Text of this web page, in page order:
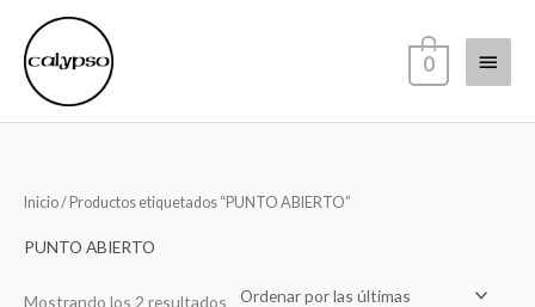
contenido
Menú
0
Inicio/ Productos etiquetados “PUNTO ABIERTO”
PUNTO ABIERTO
Mostrando los 2 resultados
Sorted
by